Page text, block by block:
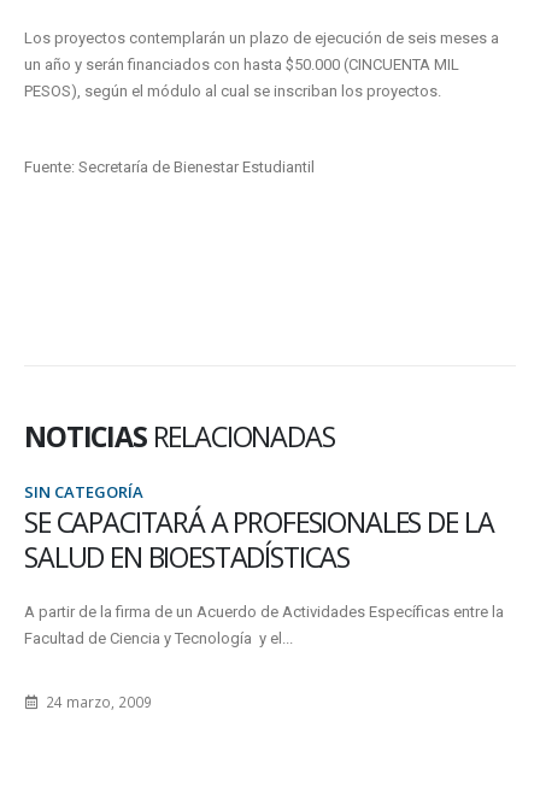
Los proyectos contemplarán un plazo de ejecución de seis meses a
un año y serán financiados con hasta $50.000 (CINCUENTA MIL
PESOS), según el módulo al cual se inscriban los proyectos.
Fuente: Secretaría de Bienestar Estudiantil
NOTICIAS RELACIONADAS
DE LA
entre la
ASUMIERON LAS NUEVAS
DE LA FACULTAD
Durante una reunión de trabajo realizada en modalidad
presencial), asumieron las autoridades recientemente